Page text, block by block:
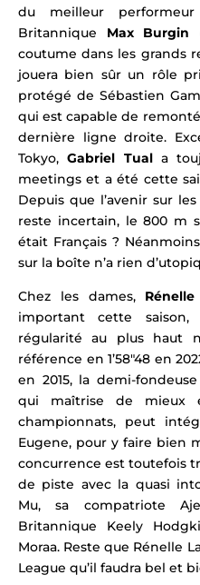
du meilleur
Britannique Max Burgin
coutume dans les grands
jouera bien sûr un rôle
protégé de Sébastien
qui est capable de
dernière ligne droite.
Tokyo,Gabriel Tuala
meetings et a été cette
Depuis que l’avenir sur
reste incertain, le 800 m
était Français ?
sur la boîte n’a rien
Chez les dames,
important cette
régularité au plus haut
référence en 1’58″48 en
en 2015, la demi-
qui maîtrise de mieux
championnats, peut
Eugene, pour y faire bien
concurrence est toutefois
de piste avec la quasi
Mu, sa compatriote
Britannique Keely
Moraa. Reste que Rénelle
League qu’il faudra bel et